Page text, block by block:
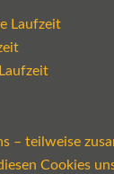
Laufzeit
– teilweise
Cookies